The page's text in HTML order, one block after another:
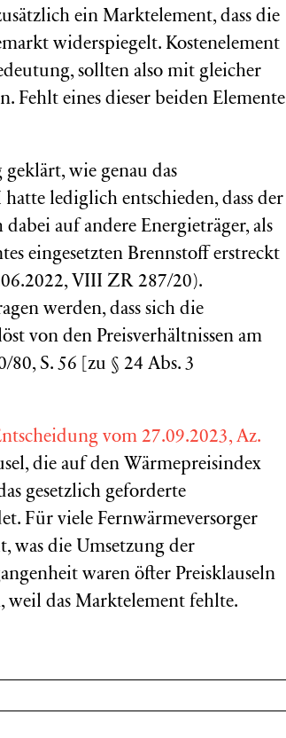
ein Marktelement, dass die
widerspiegelt. Kostenelement
sollten also mit gleicher
Fehlt eines dieser beiden Elemente
wie genau das
lediglich entschieden, dass der
auf andere Energieträger, als
eingesetzten Brennstoff erstreckt
VIII ZR 287/20).
werden, dass sich die
von den Preisverhältnissen am
S. 56 [zu § 24 Abs. 3
vom 27.09.2023, Az.
die auf den Wärmepreisindex
gesetzlich geforderte
Für viele Fernwärmeversorger
was die Umsetzung der
waren öfter Preisklauseln
das Marktelement fehlte.